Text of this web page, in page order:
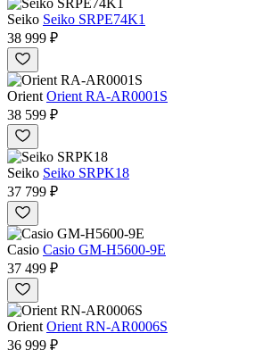
Seiko Seiko SRPE74K1
38 999 ₽
Orient Orient RA-AR0001S
38 599 ₽
Seiko Seiko SRPK18
37 799 ₽
Casio Casio GM-H5600-9E
37 499 ₽
Orient Orient RN-AR0006S
36 999 ₽